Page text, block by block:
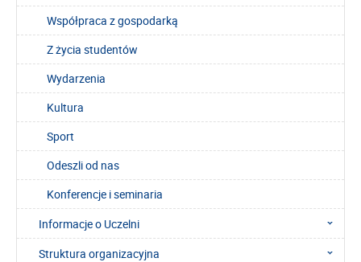
Współpraca z gospodarką
Z życia studentów
Wydarzenia
Kultura
Sport
Odeszli od nas
Konferencje i seminaria
Informacje o Uczelni
Struktura organizacyjna